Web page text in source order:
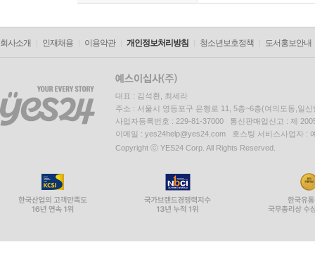
회사소개 인재채용 이용약관 개인정보처리방침 청소년보호정책 도서홍보안내
대표 : 김석환, 최세라
주소 : 서울시 영등포구 은행로 11, 5층~6층(여의도동,일신
사업자등록번호 : 229-81-37000 통신판매업신고 : 제
이메일 : yes24help@yes24.com 호스팅 서비스사업자 :
Copyright ⓒ YES24 Corp. All Rights Reserved.